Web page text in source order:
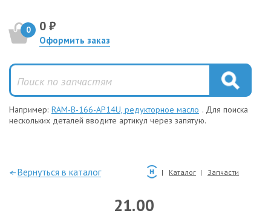
0 0 ₽
Оформить заказ
Например: RAM-B-166-AP14U, редукторное масло . Для поиска
нескольких деталей вводите артикул через запятую.
—Вернуться в каталог Каталог Запчасти
21.00